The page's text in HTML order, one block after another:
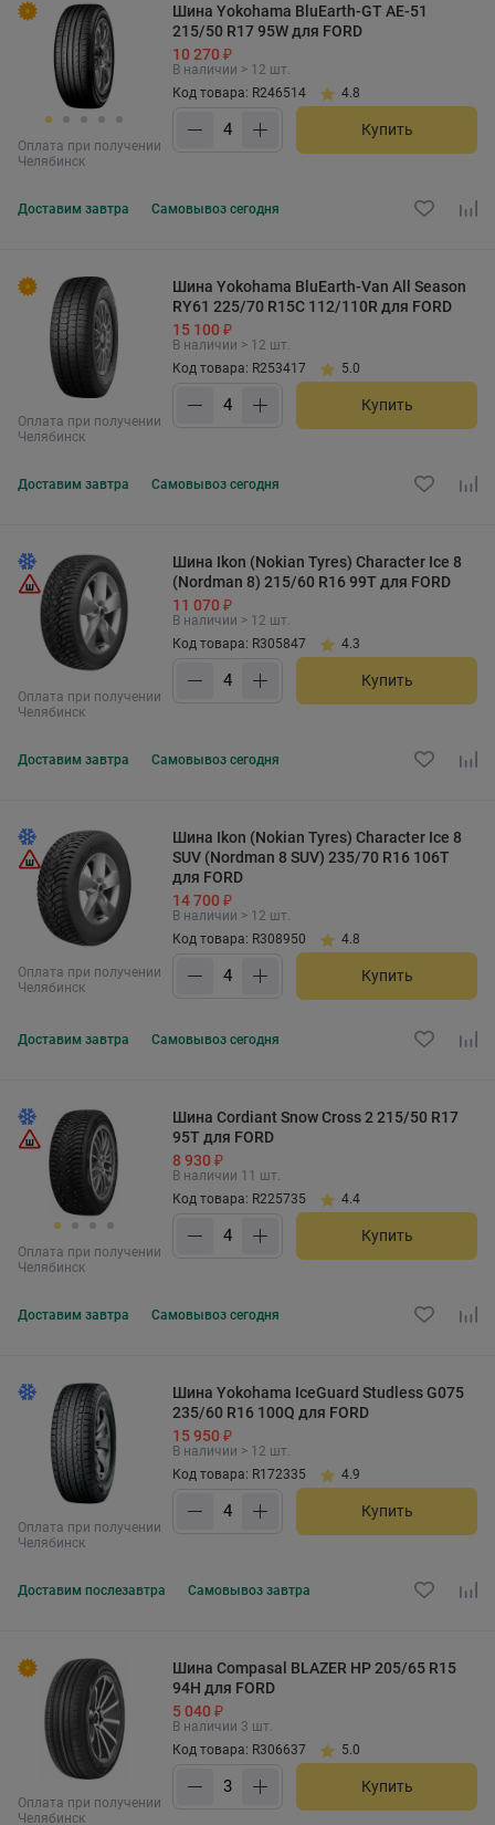
Оплата при получении
Челябинск
Шина Yokohama BluEarth-GT AE-51
215/50 R17 95W для FORD
10 270 ₽
В наличии > 12 шт.
Код товара: R246514
4.8
Купить
Доставим завтра Самовывоз сегодня
Оплата при получении
Челябинск
Шина Yokohama BluEarth-Van All Season
RY61 225/70 R15C 112/110R для FORD
15 100 ₽
В наличии > 12 шт.
Код товара: R253417
5.0
Купить
Доставим завтра Самовывоз сегодня
Оплата при получении
Челябинск
Шина Ikon (Nokian Tyres) Character Ice 8
(Nordman 8) 215/60 R16 99T для FORD
11 070 ₽
В наличии > 12 шт.
Код товара: R305847
4.3
Купить
Доставим завтра Самовывоз сегодня
Оплата при получении
Челябинск
Шина Ikon (Nokian Tyres) Character Ice 8
SUV (Nordman 8 SUV) 235/70 R16 106T
для FORD
14 700 ₽
В наличии > 12 шт.
Код товара: R308950
4.8
Купить
Доставим завтра Самовывоз сегодня
Оплата при получении
Челябинск
Шина Cordiant Snow Cross 2 215/50 R17
95T для FORD
8 930 ₽
В наличии 11 шт.
Код товара: R225735
4.4
Купить
Доставим завтра Самовывоз сегодня
Оплата при получении
Челябинск
Шина Yokohama IceGuard Studless G075
235/60 R16 100Q для FORD
15 950 ₽
В наличии > 12 шт.
Код товара: R172335
4.9
Купить
Доставим послезавтра Самовывоз завтра
Оплата при получении
Челябинск
Шина Compasal BLAZER HP 205/65 R15
94H для FORD
5 040 ₽
В наличии 3 шт.
Код товара: R306637
5.0
Купить